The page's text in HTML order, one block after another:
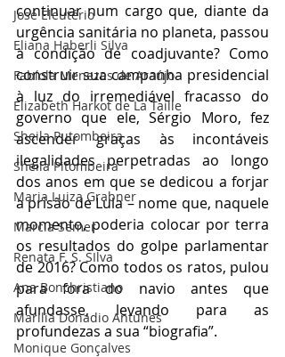
José Eleutério
Eliana Haberli Silva
Fabíola Menezes de Araújo
Elizabeth Harkot de La Taille
Sheila Putombeira
Sheila Pitombeira
Maria Luiza Grabner
Marcia Semer
Renata F. S. SIlva
Ana Bonchristiano
Marilia Donadio Antunes
Monique Gonçalves
continuar num cargo que, diante da
urgência sanitária no planeta, passou
à condição de coadjuvante? Como
construir sua campanha presidencial
à luz do irremediável fracasso do
governo que ele, Sérgio Moro, fez
ascender graças às incontáveis
ilegalidades perpetradas ao longo
dos anos em que se dedicou a forjar
a prisão de Lula – nome que, naquele
momento, poderia colocar por terra
os resultados do golpe parlamentar
de 2016? Como todos os ratos, pulou
para fora do navio antes que
afundasse, levando para as
profundezas a sua “biografia”.